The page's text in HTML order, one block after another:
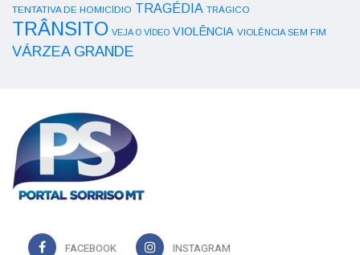
TENTATIVA DE HOMICÍDIO TRAGÉDIA TRÁGICO
TRÂNSITO VEJA O VÍDEO VIOLÊNCIA VIOLÊNCIA SEM FIM
VÁRZEA GRANDE
FACEBOOK INSTAGRAM